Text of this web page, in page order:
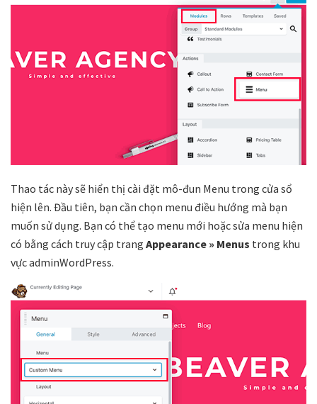
Thao tác này sẽ hiển thị cài đặt mô-đun Menu trong cửa sổ
hiện lên. Đầu tiên, bạn cần chọn menu điều hướng mà bạn
muốn sử dụng. Bạn có thể tạo menu mới hoặc sửa menu hiện
có bằng cách truy cập trang Appearance » Menus trong khu
vực adminWordPress.